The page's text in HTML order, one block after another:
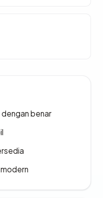
dengan benar